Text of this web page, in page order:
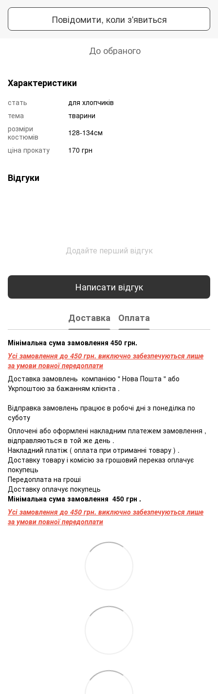
Повідомити, коли з'явиться
До обраного
Характеристики
стать
для хлопчиків
тема
тварини
розміри
костюмів
128-134см
ціна прокату
170 грн
Відгуки
Додайте перший відгук
Написати відгук
Доставка Оплата
Мінімальна сума замовлення 450 грн.
Усі замовлення до 450 грн. виключно забезпечуються лише
за умови повної передоплати
Доставка замовлень компанією " Нова Пошта " або
Укрпоштою за бажанням клієнта .
Відправка замовлень працює в робочі дні з понеділка по
суботу
Оплочені або оформлені накладним платежем замовлення ,
відправляються в той же день .
Накладний платіж ( оплата при отриманні товару ) .
Доставку товару і комісію за грошовий переказ оплачує
покупець
Передоплата на гроші
Доставку оплачує покупець
Мінімальна сума замовлення 450 грн .
Усі замовлення до 450 грн. виключно забезпечуються лише
за умови повної передоплати